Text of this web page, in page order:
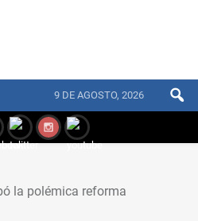
9 DE AGOSTO, 2026
la polémica reforma